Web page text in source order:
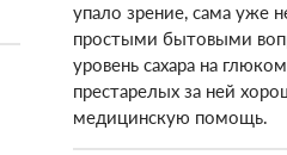
упало зрение, сама уже
простыми бытовыми
уровень сахара на
престарелых за ней
медицинскую помощь.